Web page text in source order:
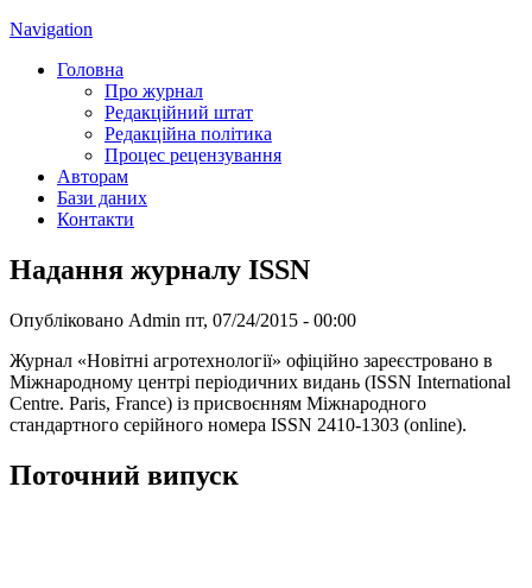
Navigation
Головна
Про журнал
Редакційний штат
Редакційна політика
Процес рецензування
Авторам
Бази даних
Контакти
Надання журналу ISSN
Опубліковано Admin пт, 07/24/2015 - 00:00
Журнал «Новітні агротехнології» офіційно зареєстровано в
Міжнародному центрі періодичних видань (ISSN International
Centre. Paris, France) із присвоєнням Міжнародного
стандартного серійного номера ISSN 2410-1303 (online).
Поточний випуск